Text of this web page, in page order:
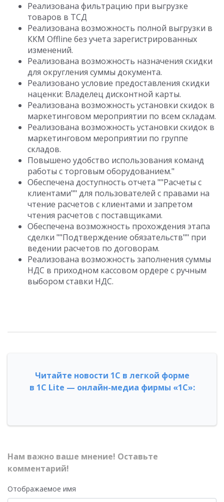
Реализована фильтрацию при выгрузке
товаров в ТСД
Реализована возможность полной выгрузки в
ККМ Offline без учета зарегистрированных
изменений.
Реализована возможность назначения скидки
для округления суммы документа.
Реализовано условие предоставления скидки
наценки: Владелец дисконтной карты.
Реализована возможность установки скидок в
маркетинговом мероприятии по всем складам.
Реализована возможность установки скидок в
маркетинговом мероприятии по группе
складов.
Повышено удобство использования команд
работы с торговым оборудованием."
Обеспечена доступность отчета ""Расчеты с
клиентами"" для пользователей с правами на
чтение расчетов с клиентами и запретом
чтения расчетов с поставщиками.
Обеспечена возможность прохождения этапа
сделки ""Подтверждение обязательств"" при
ведении расчетов по договорам.
Реализована возможность заполнения суммы
НДС в приходном кассовом ордере с ручным
выбором ставки НДС.
Читайте новости 1С в легкой форме
в 1С Lite — онлайн-медиа фирмы «1С»:
Нам важно ваше мнение! Оставьте
комментарий!
Отображаемое имя